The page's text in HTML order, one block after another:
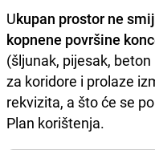
Ukupan prostor ne
kopnene površine
(šljunak, pijesak,
za koridore i prolaze
rekvizita, a što će se
Plan korištenja.